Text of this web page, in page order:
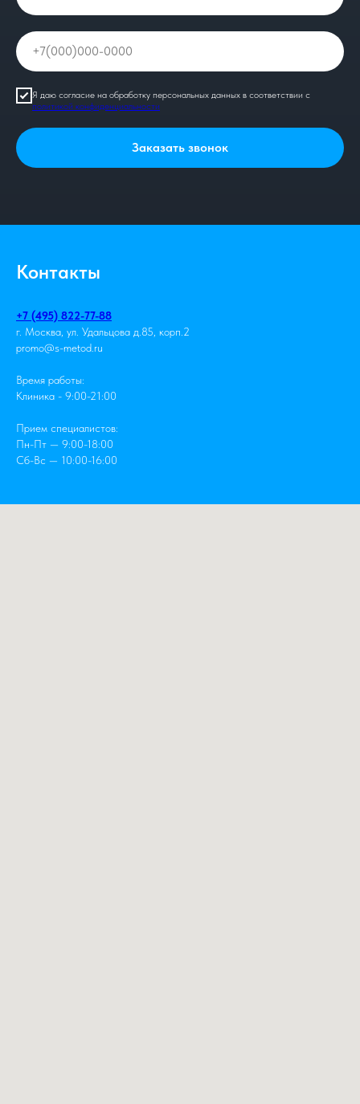
Я даю согласие на обработку персональных данных в соответствии с
политикой конфиденциальности
Заказать звонок
Контакты
+7 (495) 822-77-88
г. Москва, ул. Удальцова д.85, корп.2
promo@s-metod.ru
Время работы:
Клиника - 9:00-21:00
Прием специалистов:
Пн-Пт — 9:00-18:00
Сб-Вс — 10:00-16:00